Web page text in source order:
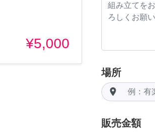
¥5,000
場所
room
販売金額